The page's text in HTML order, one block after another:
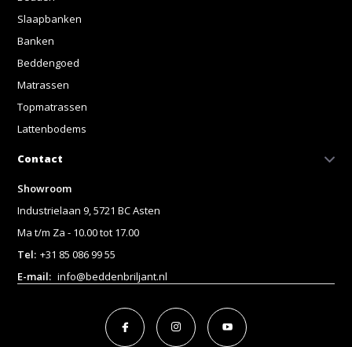
Slaapbanken
Banken
Beddengoed
Matrassen
Topmatrassen
Lattenbodems
Contact
Showroom
Industrielaan 9, 5721 BC Asten
Ma t/m Za - 10.00 tot 17.00
Tel: +31 85 086 99 55
E-mail: info@beddenbriljant.nl